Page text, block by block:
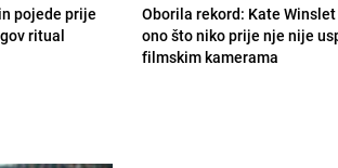
pojede prije
ritual
Oborila rekord: Kate
ono što niko prije nje nije
filmskim kamerama